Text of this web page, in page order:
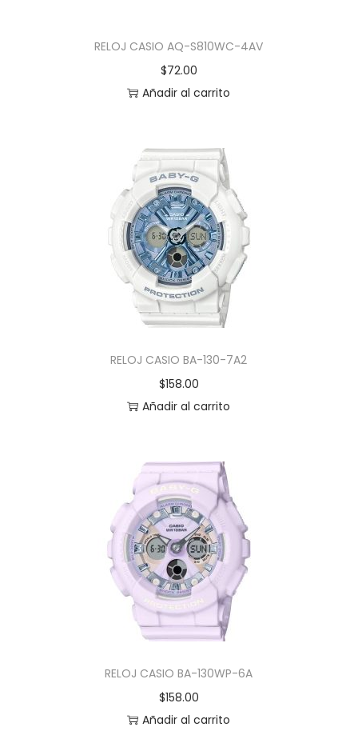
RELOJ CASIO AQ-S810WC-4AV
$72.00
Añadir al carrito
RELOJ CASIO BA-130-7A2
$158.00
Añadir al carrito
RELOJ CASIO BA-130WP-6A
$158.00
Añadir al carrito